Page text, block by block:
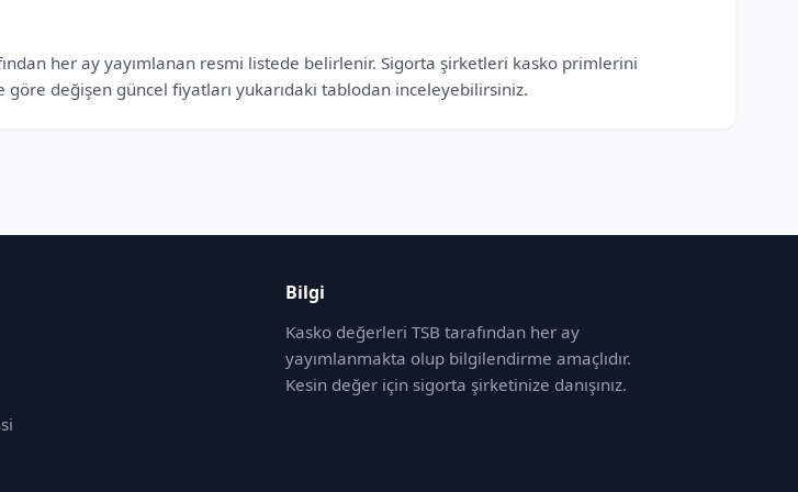
her ay yayımlanan resmi listede belirlenir. Sigorta şirketleri kasko primlerini
değişen güncel fiyatları yukarıdaki tablodan inceleyebilirsiniz.
Bilgi
Kasko değerleri TSB tarafından her ay
yayımlanmakta olup bilgilendirme amaçlıdır.
Kesin değer için sigorta şirketinize danışınız.